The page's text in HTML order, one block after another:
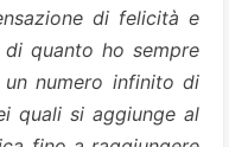
di felicità e
quanto ho sempre
numero infinito di
quali si aggiunge al